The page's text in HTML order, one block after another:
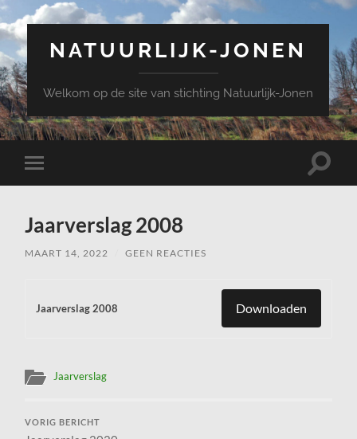
NATUURLIJK-JONEN
Welkom op de site van stichting Natuurlijk-Jonen
Toggle
mobiel
Toggle
Jaarverslag 2008
MAART 14, 2022 GEEN REACTIES
Jaarverslag 2008 Downloaden
Jaarverslag
VORIG BERICHT